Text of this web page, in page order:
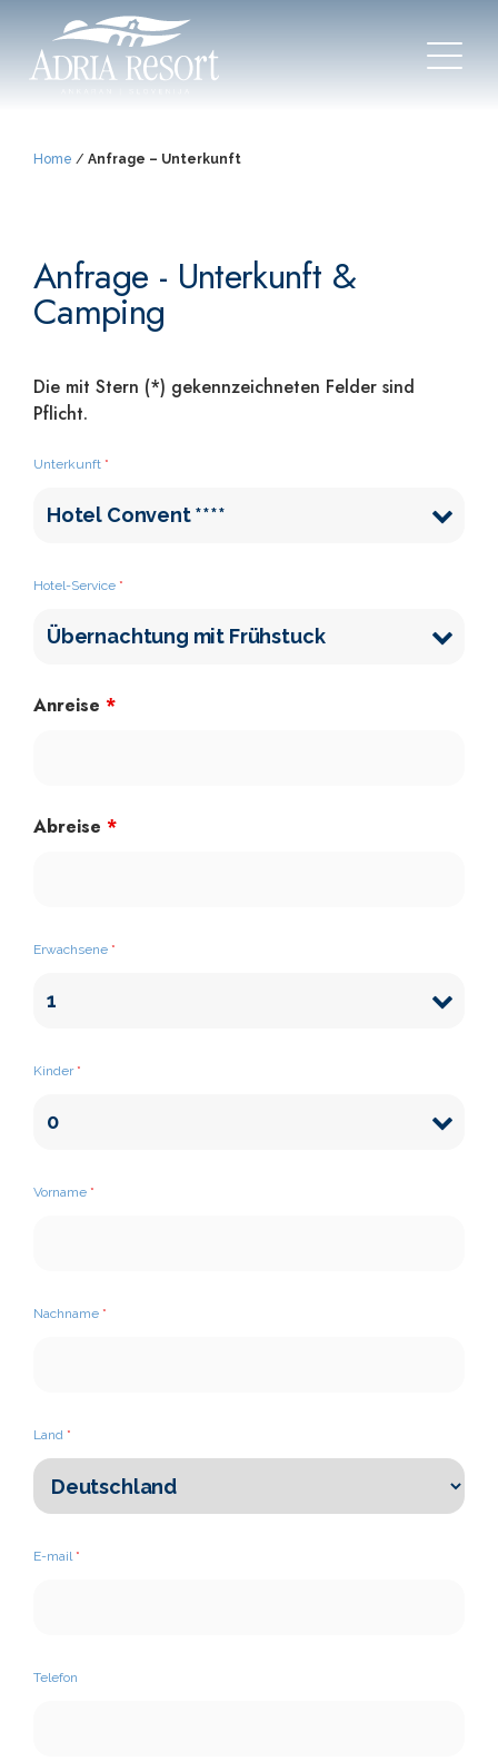
Home / Anfrage – Unterkunft
Anfrage - Unterkunft &
Camping
Die mit Stern (*) gekennzeichneten Felder sind
Pflicht.
Unterkunft *
Hotel-Service *
Anreise *
Abreise *
Erwachsene *
Kinder *
Vorname *
Nachname *
Land *
E-mail *
Telefon